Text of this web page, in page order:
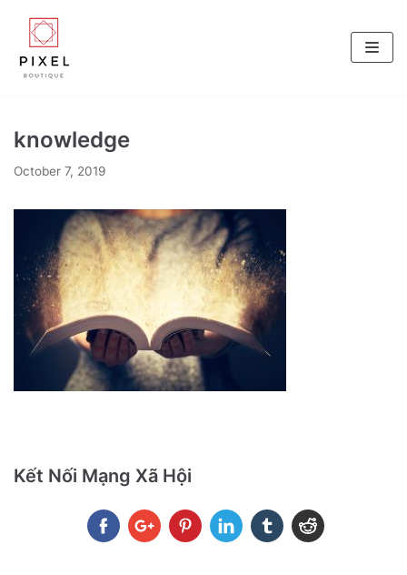
Skip
to
content
knowledge
October 7, 2019
Kết Nối Mạng Xã Hội